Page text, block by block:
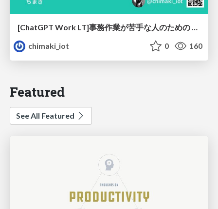
[ChatGPT Work LT]事務作業が苦手な人のための バックオフィスの「半」自動化
chimaki_iot
0 160
Featured
See All Featured